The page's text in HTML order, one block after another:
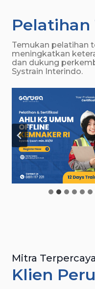
Temukan pelatihan
meningkatkan
dan dukung
Systrain Interindo.
Mitra Terpercaya
Klien